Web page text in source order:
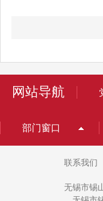
网站导航
部门窗口
联系我们
无锡市锡